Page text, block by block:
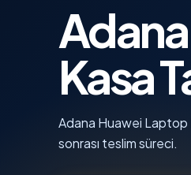
Kasa
Adana Huawei Laptop
sonrası teslim süreci.